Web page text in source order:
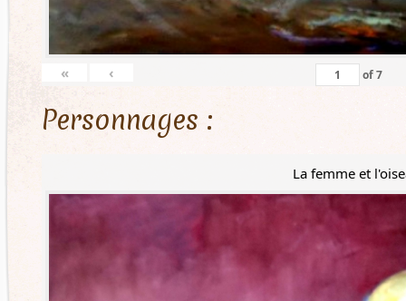
« ‹ of7
Personnages :
La femme et